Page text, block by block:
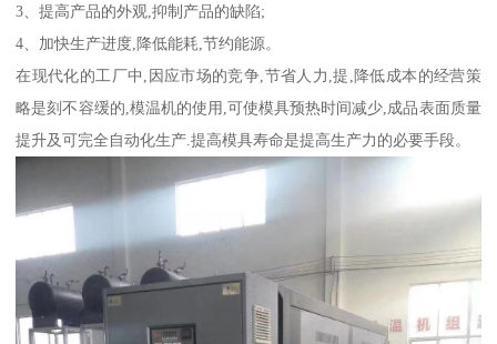
3、提高产品的外观,抑制产品的缺陷;
4、加快生产进度,降低能耗,节约能源。
在现代化的工厂中,因应市场的竞争,节省人力,提,降低成本的经营策
略是刻不容缓的,模温机的使用,可使模具预热时间减少,成品表面质量
提升及可完全自动化生产.提高模具寿命是提高生产力的必要手段。